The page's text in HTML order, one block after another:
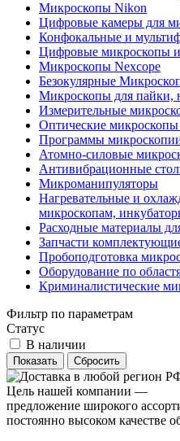
Микроскопы Nikon
Цифровые камеры для
Конфокальные и
Цифровые микроскопы
Микроскопы Nexcope
Безокулярные
Микроскопы для пайки,
Измерительные
Оптические
Программы
Атомно-силовые
Антивибрационные
Микроманипуляторы
Нагревательные и
микроскопам,
Расходные материалы
Запчасти
Пробоподготовка
Оборудование по
Криминалистические
Фильтр по параметрам
Статус
В наличии
Сбросить
Цель нашей компании —
предложение широкого
постоянно высоком качестве